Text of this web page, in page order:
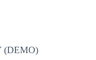
(DEMO)